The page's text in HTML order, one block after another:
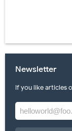
Newsletter
If you like articles